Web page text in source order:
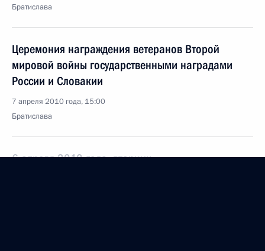
Братислава
Церемония награждения ветеранов Второй
мировой войны государственными наградами
России и Словакии
7 апреля 2010 года, 15:00
Братислава
6 апреля 2010 года, вторник